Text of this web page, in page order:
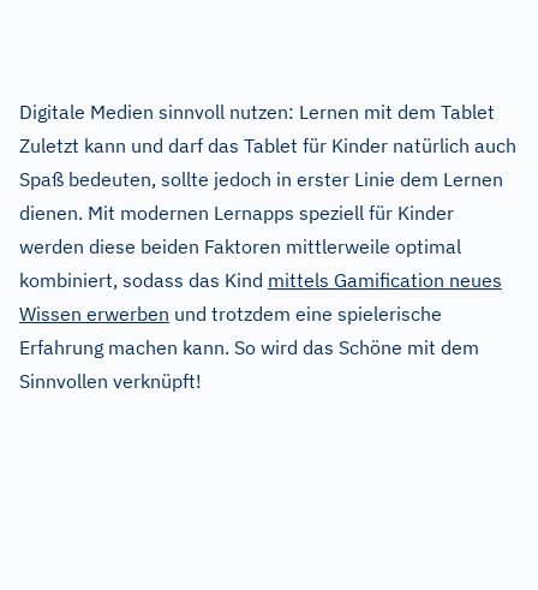
Digitale Medien sinnvoll nutzen: Lernen mit dem Tablet
Zuletzt kann und darf das Tablet für Kinder natürlich auch
Spaß bedeuten, sollte jedoch in erster Linie dem Lernen
dienen. Mit modernen Lernapps speziell für Kinder
werden diese beiden Faktoren mittlerweile optimal
kombiniert, sodass das Kind mittels Gamification neues
Wissen erwerben und trotzdem eine spielerische
Erfahrung machen kann. So wird das Schöne mit dem
Sinnvollen verknüpft!